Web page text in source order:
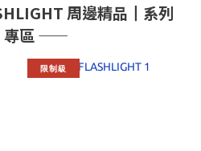
周邊精品┃系列
專區 ――
限制級